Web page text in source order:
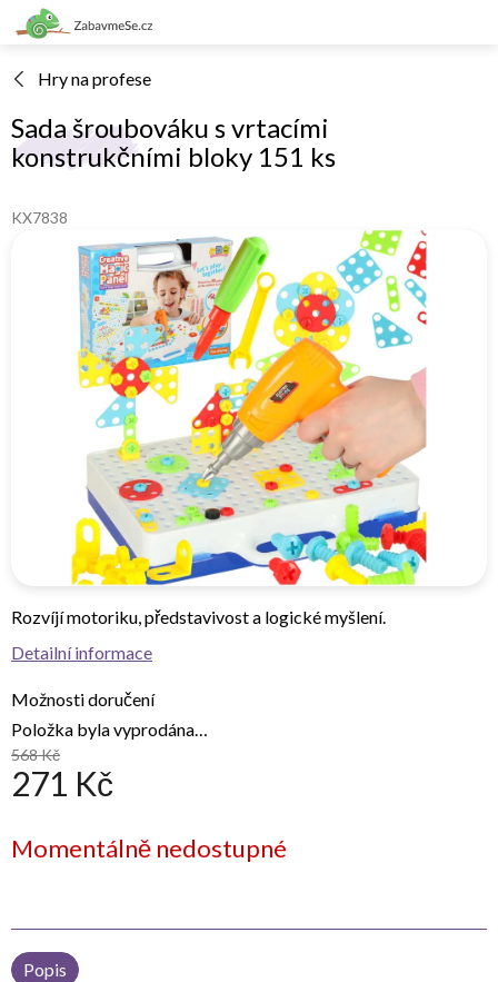
Přejít
na
Hry na profese
Sada šroubováku s vrtacími
konstrukčními bloky 151 ks
KX7838
568 Kč
271 Kč
cena:
Momentálně nedostupné
Možnosti doručení
Položka byla vyprodána…
Rozvíjí motoriku, představivost a logické myšlení.
Detailní informace
Popis